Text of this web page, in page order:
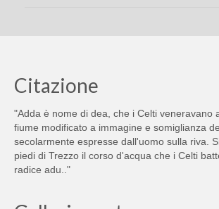
Citazione
"Adda è nome di dea, che i Celti veneravano
fiume modificato a immagine e somiglianza
secolarmente espresse dall'uomo sulla riva.
piedi di Trezzo il corso d'acqua che i Celti
radice adu.."